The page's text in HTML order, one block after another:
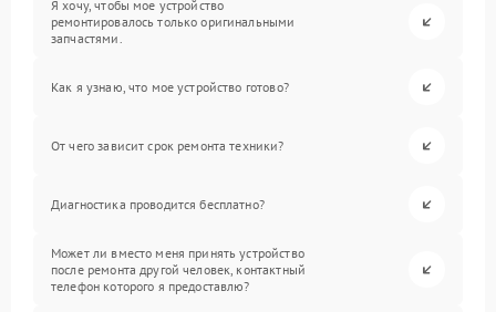
Я хочу, чтобы мое устройство
ремонтировалось только оригинальными
запчастями.
Как я узнаю, что мое устройство готово?
От чего зависит срок ремонта техники?
Диагностика проводится бесплатно?
Может ли вместо меня принять устройство
после ремонта другой человек, контактный
телефон которого я предоставлю?